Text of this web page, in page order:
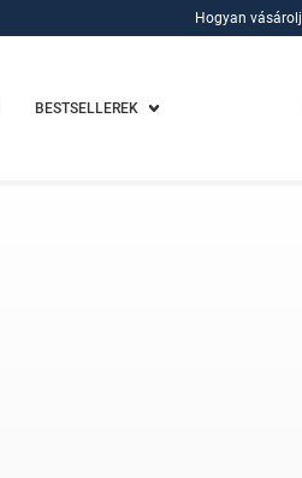
Hogyan vásárolj
BESTSELLEREK